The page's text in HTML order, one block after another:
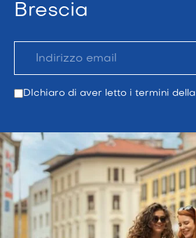
Brescia
DIchiaro di aver letto i termini della